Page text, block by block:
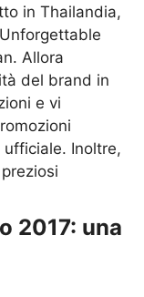
in Thailandia,
Allora
del brand in
e vi
ufficiale. Inoltre,
2017: una